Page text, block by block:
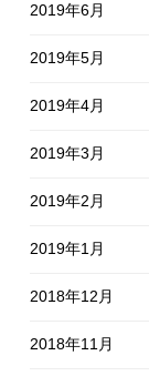
2019年6月
2019年5月
2019年4月
2019年3月
2019年2月
2019年1月
2018年12月
2018年11月